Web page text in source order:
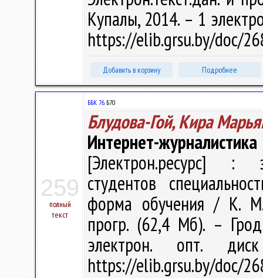
Купалы, 2014. – 1
https://elib.grsu.by/doc/
Добавить в корзину Подробнее
259
полный
текст
ББК 76.Б70
Блудова-Гой, Кира
Интернет-журналистика
[Электрон.ресурс] :
студентов
форма обучения / К. М.
прогр. (62,4 Мб). –
электрон. опт.
https://elib.grsu.by/doc/